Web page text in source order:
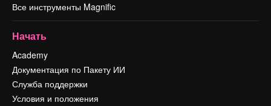
Все инструменты Magnific
Начать
Academy
Документация по Пакету ИИ
Служба поддержки
Условия и положения